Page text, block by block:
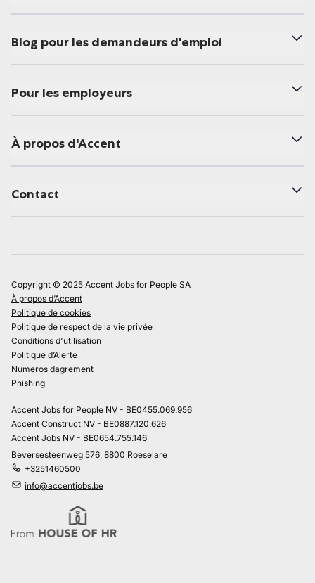
Blog pour les demandeurs d'emploi
Pour les employeurs
À propos d'Accent
Contact
Copyright © 2025 Accent Jobs for People SA
À propos d’Accent
Politique de cookies
Politique de respect de la vie privée
Conditions d'utilisation
Politique d’Alerte
Numeros dagrement
Phishing
Accent Jobs for People NV - BE0455.069.956
Accent Construct NV - BE0887.120.626
Accent Jobs NV - BE0654.755.146
Beversesteenweg 576, 8800 Roeselare
+3251460500
info@accentjobs.be